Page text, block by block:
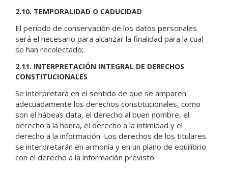
2.10. TEMPORALIDAD O CADUCIDAD
El período de conservación de los datos personales
será el necesario para alcanzar la finalidad para la cual
se han recolectado;
2.11. INTERPRETACIÓN INTEGRAL DE DERECHOS
CONSTITUCIONALES
Se interpretará en el sentido de que se amparen
adecuadamente los derechos constitucionales, como
son el hábeas data, el derecho al buen nombre, el
derecho a la honra, el derecho a la intimidad y el
derecho a la información. Los derechos de los titulares
se interpretarán en armonía y en un plano de equilibrio
con el derecho a la información previsto.